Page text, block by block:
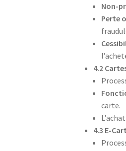
Non-
Perte
4.2
carte.
4.3 E-